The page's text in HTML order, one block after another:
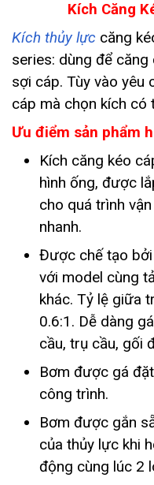
Kích Căng
Kích thủy lực căng
series: dùng để
sợi cáp. Tùy vào yêu
cáp mà chọn kích có
Ưu điểm sản phẩm
Kích căng kéo
hình ống, được
cho quá trình
nhanh.
Được chế tạo bởi
với model cùng
khác. Tỷ lệ giữa
0.6:1. Dễ dàng
cầu, trụ cầu, gối
Bơm được gá
công trình.
Bơm được gắn
của thủy lực khi
động cùng lúc 2